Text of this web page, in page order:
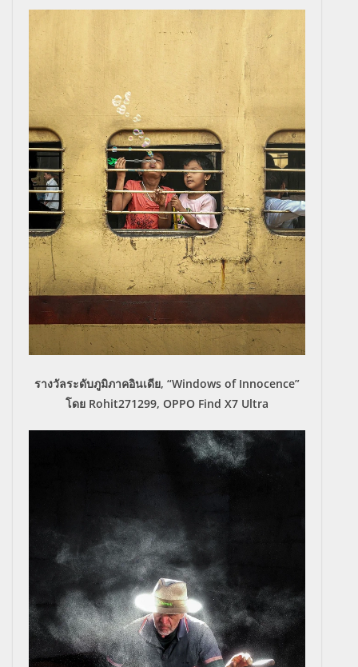
รางวัลระดับภูมิภาคอินเดีย, “Windows of Innocence”
โดย Rohit271299, OPPO Find X7 Ultra